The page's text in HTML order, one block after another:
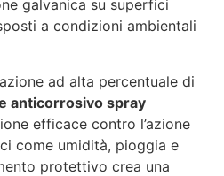
galvanica su superfici
a condizioni ambientali
ad alta percentuale di
anticorrosivo spray
efficace contro l’azione
come umidità, pioggia e
protettivo crea una